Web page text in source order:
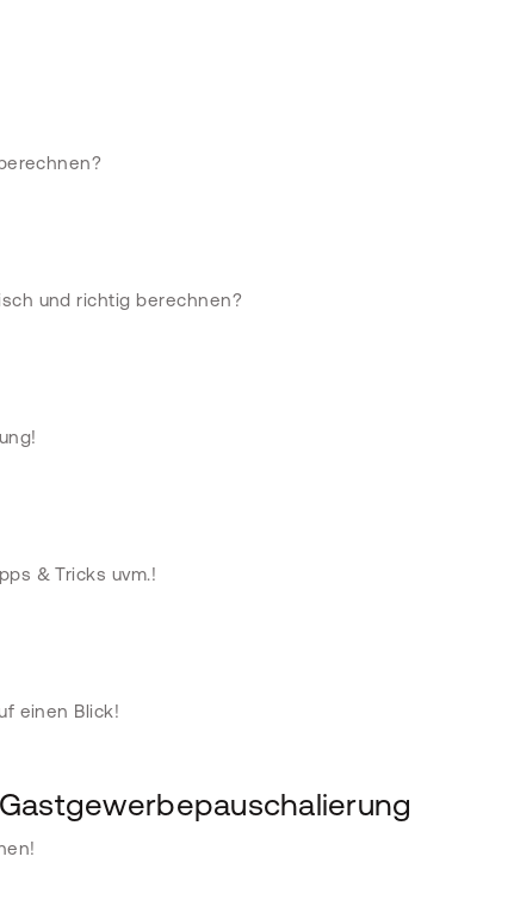
und richtig berechnen?
& Tricks uvm.!
einen Blick!